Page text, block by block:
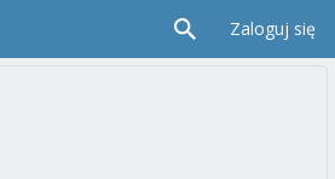
Zaloguj się